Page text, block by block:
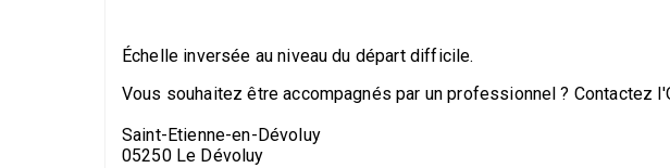
Échelle inversée au niveau du départ difficile.
Vous souhaitez être accompagnés par un professionnel ? Contactez
Saint-Etienne-en-Dévoluy
05250 Le Dévoluy